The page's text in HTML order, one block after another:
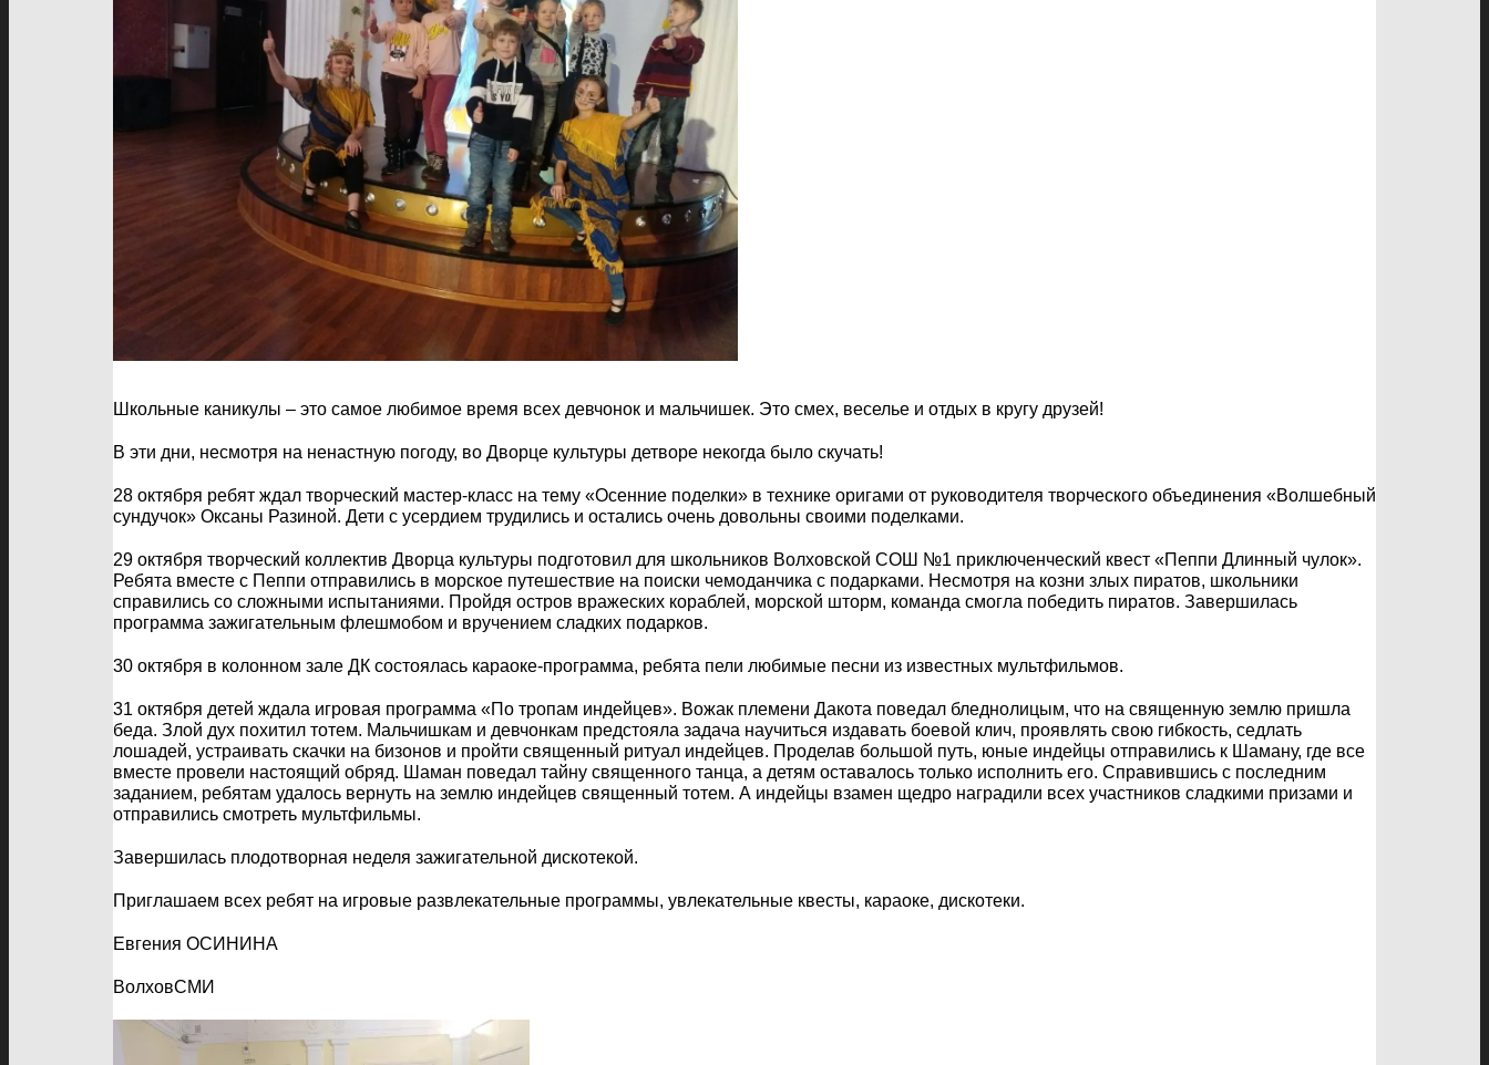
Школьные каникулы – это самое любимое время всех девчонок и мальчишек. Это смех, веселье и отдых в кругу друзей!
В эти дни, несмотря на ненастную погоду, во Дворце культуры детворе некогда было скучать!
28 октября ребят ждал творческий мастер-класс на тему «Осенние поделки» в технике оригами от руководителя творческого объединения «Волшебный
сундучок» Оксаны Разиной. Дети с усердием трудились и остались очень довольны своими поделками.
29 октября творческий коллектив Дворца культуры подготовил для школьников Волховской СОШ №1 приключенческий квест «Пеппи Длинный чулок».
Ребята вместе с Пеппи отправились в морское путешествие на поиски чемоданчика с подарками. Несмотря на козни злых пиратов, школьники
справились со сложными испытаниями. Пройдя остров вражеских кораблей, морской шторм, команда смогла победить пиратов. Завершилась
программа зажигательным флешмобом и вручением сладких подарков.
30 октября в колонном зале ДК состоялась караоке-программа, ребята пели любимые песни из известных мультфильмов.
31 октября детей ждала игровая программа «По тропам индейцев». Вожак племени Дакота поведал бледнолицым, что на священную землю пришла
беда. Злой дух похитил тотем. Мальчишкам и девчонкам предстояла задача научиться издавать боевой клич, проявлять свою гибкость, седлать
лошадей, устраивать скачки на бизонов и пройти священный ритуал индейцев. Проделав большой путь, юные индейцы отправились к Шаману, где все
вместе провели настоящий обряд. Шаман поведал тайну священного танца, а детям оставалось только исполнить его. Справившись с последним
заданием, ребятам удалось вернуть на землю индейцев священный тотем. А индейцы взамен щедро наградили всех участников сладкими призами и
отправились смотреть мультфильмы.
Завершилась плодотворная неделя зажигательной дискотекой.
Приглашаем всех ребят на игровые развлекательные программы, увлекательные квесты, караоке, дискотеки.
Евгения ОСИНИНА
ВолховСМИ